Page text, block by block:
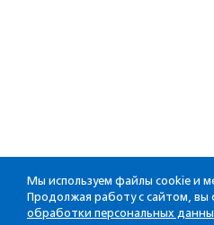
Мы используем файлы cookie и
Продолжая работу с сайтом, вы
обработки персональных